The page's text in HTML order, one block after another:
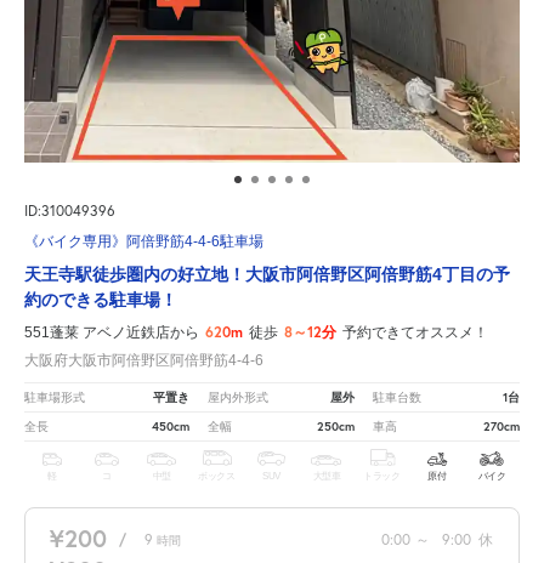
ID:310049396
《バイク専用》阿倍野筋4-4-6駐車場
天王寺駅徒歩圏内の好立地！大阪市阿倍野区阿倍野筋4丁目の予
約のできる駐車場！
551蓬莱 アベノ近鉄店から 620m 徒歩 8～12分 予約できてオススメ！
大阪府大阪市阿倍野区阿倍野筋4-4-6
駐車場形式 平置き 屋内外形式 屋外 駐車台数 1台
全長 450cm 全幅 250cm 車高 270cm
中型 ボックス SUV 大型車 トラック 原付 バイク
¥200 / 9 時間 0:00 ～ 9:00 休